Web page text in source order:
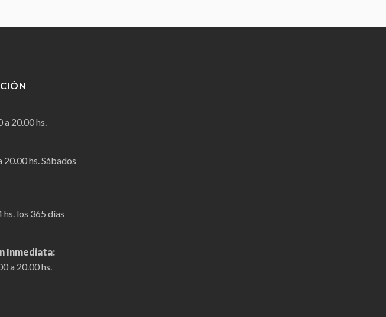
a 20.00 hs.
20.00 hs. Sábados
los 365 días
Inmediata:
a 20.00 hs.